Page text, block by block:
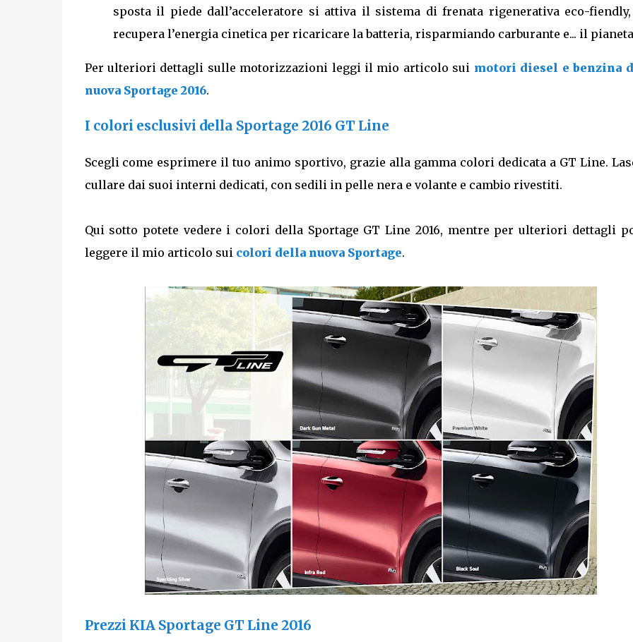
sposta il piede dall’acceleratore si attiva il sistema di frenata rigenerativa eco-
recupera l’energia cinetica per ricaricare la batteria, risparmiando carburante e... il
Per ulteriori dettagli sulle motorizzazioni leggi il mio articolo sui motori diesel e benzina
nuova Sportage 2016.
I colori esclusivi della Sportage 2016 GT Line
Scegli come esprimere il tuo animo sportivo, grazie alla gamma colori dedicata a GT Line.
cullare dai suoi interni dedicati, con sedili in pelle nera e volante e cambio rivestiti.
Qui sotto potete vedere i colori della Sportage GT Line 2016, mentre per ulteriori dettagli
leggere il mio articolo sui colori della nuova Sportage.
Prezzi KIA Sportage GT Line 2016